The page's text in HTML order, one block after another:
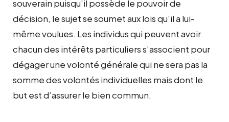
souverain puisqu’il possède le pouvoir de
décision, le sujet se soumet aux lois qu’il a lui-
même voulues. Les individus qui peuvent avoir
chacun des intérêts particuliers s’associent pour
dégager une volonté générale qui ne sera pas la
somme des volontés individuelles mais dont le
but est d’assurer le bien commun.